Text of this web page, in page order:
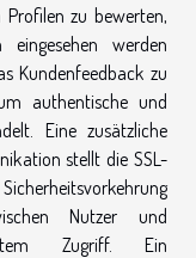
zu bewerten,
werden
Kundenfeedback zu
authentische und
Eine zusätzliche
stellt die SSL-
Nutzer und
Zugriff. Ein